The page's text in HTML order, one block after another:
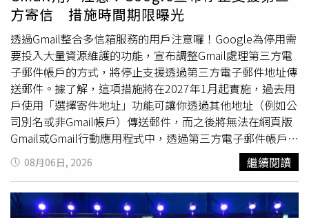
騙電話，直到對方進一步說明，她才知道這位「王小姐」就
是自己的媽媽。原來，母親早已將她的履歷交給朋友，朋友
再轉介給其他人，最後順利替她爭取到面試機會，而整個過
程完全沒有事先徵詢她的意見，也沒有告知她相關安排。女
子事後向母親表達自己的想法，認為履歷屬於個人資料，是
否投遞應由本人決定，不應在未取得同意前提供給他人。不
過母親則認為，自己只是希望多替女兒創造機會，既然有人
願意安排面試，就不希望錯過任何可能性。雖然理解母親是
出於關心，也知道對方擔心自己遲遲找不到工作，但女子坦
言，自己並非沒有積極求職，而是希望在踏入職場前，能多
花一點時間摸索未來方向，而不是倉促接受任何工作。母親
的熱心反而讓她背負更大的心理壓力，也讓她忍不住好奇，
其他人的父母是否也會因為孩子求職而如此焦慮。文章曝光
方寄信 措施時間期限曝光
透過Gmail整合多信箱服務的用戶注意囉！Google為停用需
要投入大量資源維護的功能，宣布調整Gmail處理第三方電
子郵件帳戶的方式，將停止支援透過第三方電子郵件地址傳
送郵件。據了解，這項措施將在2027年1月起實施，過去用
戶使用「選擇寄件地址」功能可讓你透過其他地址（例如公
司別名或非Gmail帳戶）傳送郵件，而之後將無法在網頁版
Gmail或Gmail行動應用程式中，透過第三方電子郵件帳戶傳
送郵件，不過Gmail對Gmail別名和Google Workspace的這
項功能則不會受到影響。此外，透過Gmailify和POP協助第
三方電子郵件帳戶阻擋垃圾郵件、整理收件匣以及查看其他
帳戶郵件的功能，未來也無法再透過網頁版使用。根據
08月06日, 2026 繼續閱讀